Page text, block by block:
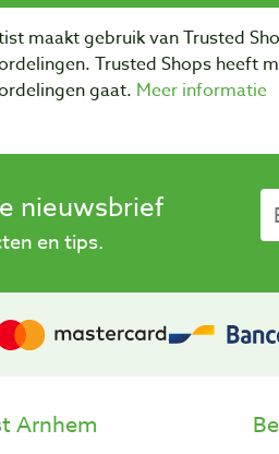
maakt gebruik van Trusted
Trusted Shops heeft
gaat. Meer informatie
nieuwsbrief
en tips.
Arnhem